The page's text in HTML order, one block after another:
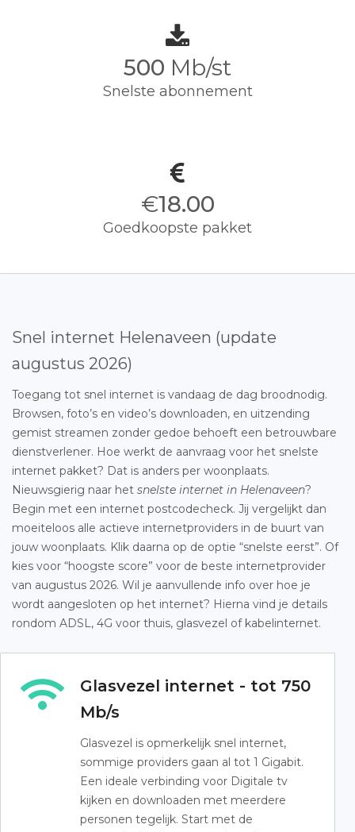
500 Mb/st
Snelste abonnement
€18.00
Goedkoopste pakket
Snel internet Helenaveen (update
augustus 2026)
Toegang tot snel internet is vandaag de dag broodnodig.
Browsen, foto’s en video’s downloaden, en uitzending
gemist streamen zonder gedoe behoeft een betrouwbare
dienstverlener. Hoe werkt de aanvraag voor het snelste
internet pakket? Dat is anders per woonplaats.
Nieuwsgierig naar het snelste internet in Helenaveen?
Begin met een internet postcodecheck. Jij vergelijkt dan
moeiteloos alle actieve internetproviders in de buurt van
jouw woonplaats. Klik daarna op de optie “snelste eerst”. Of
kies voor “hoogste score” voor de beste internetprovider
van augustus 2026. Wil je aanvullende info over hoe je
wordt aangesloten op het internet? Hierna vind je details
rondom ADSL, 4G voor thuis, glasvezel of kabelinternet.
Glasvezel internet - tot 750
Mb/s
Glasvezel is opmerkelijk snel internet,
sommige providers gaan al tot 1 Gigabit.
Een ideale verbinding voor Digitale tv
kijken en downloaden met meerdere
personen tegelijk. Start met de